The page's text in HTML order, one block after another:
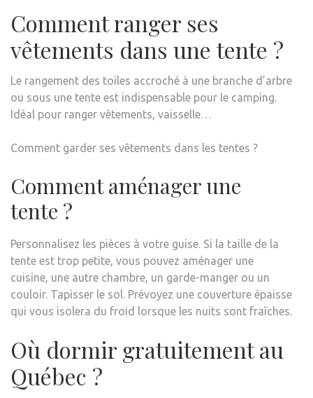
Comment ranger ses
vêtements dans une tente ?
Le rangement des toiles accroché à une branche d’arbre
ou sous une tente est indispensable pour le camping.
Idéal pour ranger vêtements, vaisselle…
Comment garder ses vêtements dans les tentes ?
Comment aménager une
tente ?
Personnalisez les pièces à votre guise. Si la taille de la
tente est trop petite, vous pouvez aménager une
cuisine, une autre chambre, un garde-manger ou un
couloir. Tapisser le sol. Prévoyez une couverture épaisse
qui vous isolera du froid lorsque les nuits sont fraîches.
Où dormir gratuitement au
Québec ?